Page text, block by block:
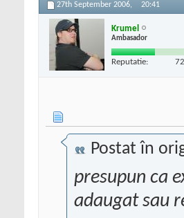
27th September 2006, 20:41
Krumel
Ambasador
Reputatie: 72
Postat în
presupun ca
adaugat sau